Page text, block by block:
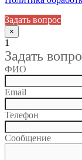
Задать вопрос
×
1
Задать
ФИО
Email
Телефон
Сообщение